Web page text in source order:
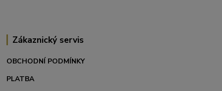
Zákaznický servis
OBCHODNÍ PODMÍNKY
PLATBA